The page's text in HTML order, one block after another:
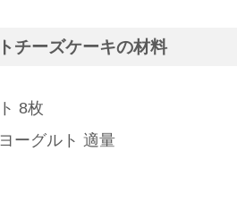
チーズケーキの材料
8枚
ーグルト 適量